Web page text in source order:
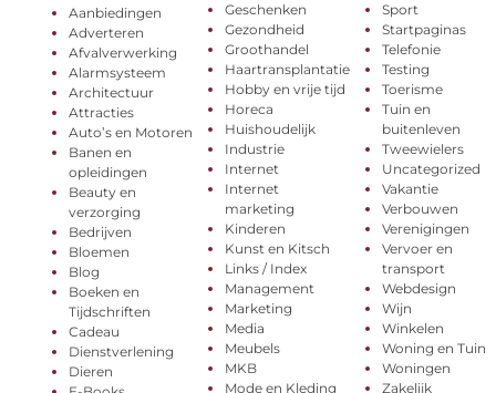
Aanbiedingen
Adverteren
Afvalverwerking
Alarmsysteem
Architectuur
Attracties
Auto’s en Motoren
Banen en
opleidingen
Beauty en
verzorging
Bedrijven
Bloemen
Blog
Boeken en
Tijdschriften
Cadeau
Dienstverlening
Dieren
Geschenken
Gezondheid
Groothandel
Haartransplantatie
Hobby en vrije tijd
Horeca
Huishoudelijk
Industrie
Internet
Internet
marketing
Kinderen
Kunst en Kitsch
Links / Index
Management
Marketing
Media
Meubels
MKB
Mode en Kleding
Sport
Startpaginas
Telefonie
Testing
Toerisme
Tuin en
buitenleven
Tweewielers
Uncategorized
Vakantie
Verbouwen
Verenigingen
Vervoer en
transport
Webdesign
Wijn
Winkelen
Woning en Tuin
Woningen
Zakelijk